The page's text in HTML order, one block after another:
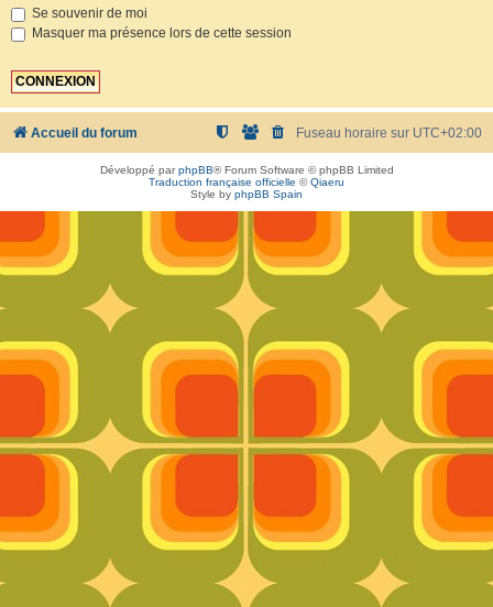
Se souvenir de moi
Masquer ma présence lors de cette session
Accueil du forum Fuseau horaire sur UTC+02:00
Développé parphpBB® Forum Software © phpBB Limited
Traduction française officielle ©Qiaeru
Style by phpBB Spain